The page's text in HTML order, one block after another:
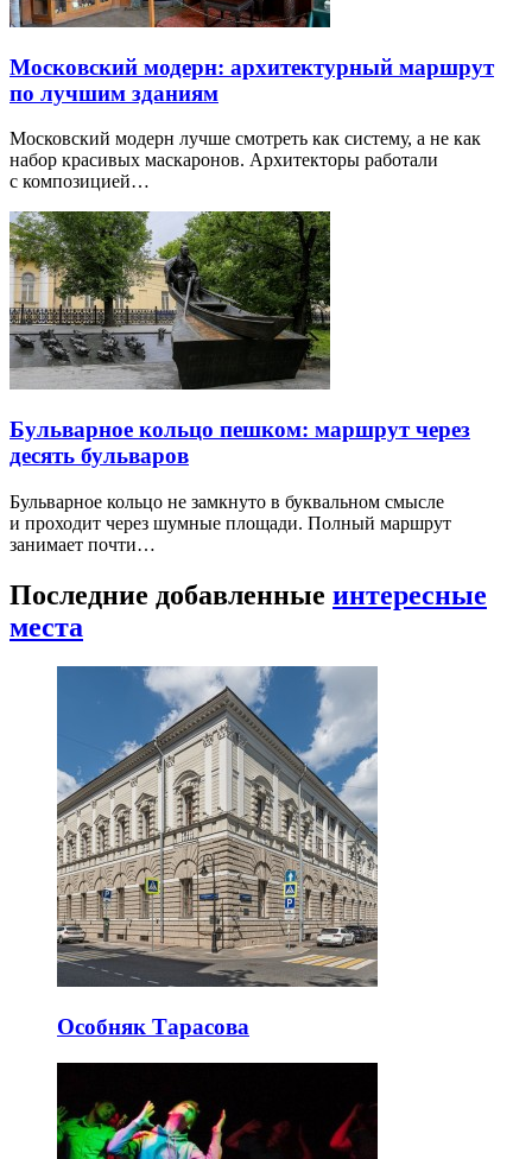
Московский модерн: архитектурный маршрут
по лучшим зданиям
Московский модерн лучше смотреть как систему, а не как
набор красивых маскаронов. Архитекторы работали
с композицией…
Бульварное кольцо пешком: маршрут через
десять бульваров
Бульварное кольцо не замкнуто в буквальном смысле
и проходит через шумные площади. Полный маршрут
занимает почти…
Последние добавленные интересные
места
Особняк Тарасова